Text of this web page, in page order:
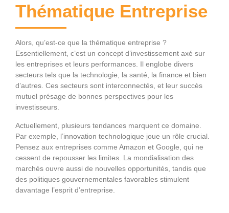
Thématique Entreprise
Alors, qu’est-ce que la thématique entreprise ?
Essentiellement, c’est un concept d’investissement axé sur
les entreprises et leurs performances. Il englobe divers
secteurs tels que la technologie, la santé, la finance et bien
d’autres. Ces secteurs sont interconnectés, et leur succès
mutuel présage de bonnes perspectives pour les
investisseurs.
Actuellement, plusieurs tendances marquent ce domaine.
Par exemple, l’innovation technologique joue un rôle crucial.
Pensez aux entreprises comme Amazon et Google, qui ne
cessent de repousser les limites. La mondialisation des
marchés ouvre aussi de nouvelles opportunités, tandis que
des politiques gouvernementales favorables stimulent
davantage l’esprit d’entreprise.